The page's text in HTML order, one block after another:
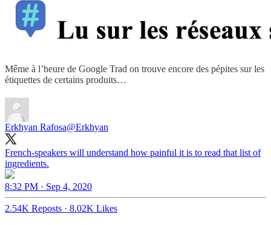
Même à l’heure de Google Trad on trouve encore des pépites sur les
étiquettes de certains produits…
Erkhyan Rafosa@Erkhyan
French-speakers will understand how painful it is to read that list of
ingredients.
8:32 PM · Sep 4, 2020
2.54K Reposts · 8.02K Likes